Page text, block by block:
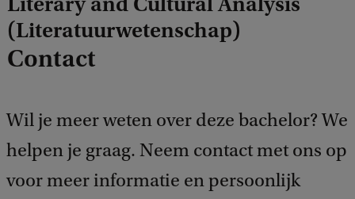
(Literatuurwetenschap)
Contact
Wil je meer weten over deze bachelor? We
helpen je graag. Neem contact met ons op
voor meer informatie en persoonlijk